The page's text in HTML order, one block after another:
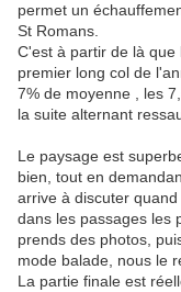
permet un
St Romans.
C'est à partir de là que
premier long col de
7% de moyenne , les
la suite alternant
Le paysage est
bien, tout en
arrive à discuter
dans les passages les
prends des photos,
mode balade, nous le
La partie finale est